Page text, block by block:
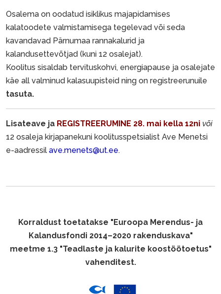
Osalema on oodatud isiklikus majapidamises
kalatoodete valmistamisega tegelevad või seda
kavandavad Pärnumaa rannakalurid ja
kalandusettevõtjad (kuni 12 osalejat).
Koolitus sisaldab tervituskohvi, energiapause ja osalejate
käe all valminud kalasuupisteid ning on registreerunuile
tasuta.
Lisateave ja REGISTREERUMINE 28. mai kella 12ni või
12 osaleja kirjapanekuni koolitusspetsialist Ave Menetsi
e-aadressil ave.menets@ut.ee.
Korraldust toetatakse "Euroopa Merendus- ja
Kalandusfondi 2014–2020 rakenduskava"
meetme 1.3 "Teadlaste ja kalurite koostöötoetus"
vahenditest.